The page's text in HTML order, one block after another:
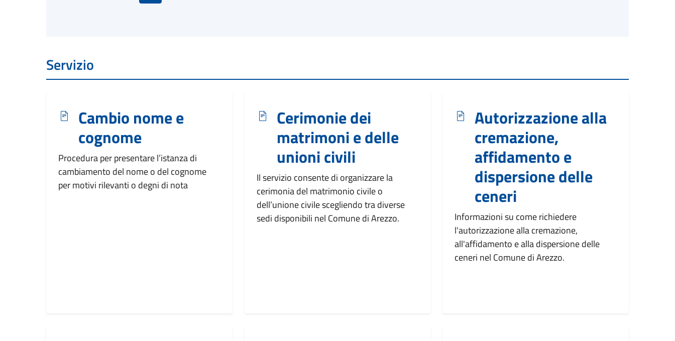
Servizio
Cambio nome e
cognome
Procedura per presentare l’istanza di
cambiamento del nome o del cognome
per motivi rilevanti o degni di nota
Cerimonie dei
matrimoni e delle
unioni civili
Il servizio consente di organizzare la
cerimonia del matrimonio civile o
dell’unione civile scegliendo tra diverse
sedi disponibili nel Comune di Arezzo.
Autorizzazione alla
cremazione,
affidamento e
dispersione delle
ceneri
Informazioni su come richiedere
l'autorizzazione alla cremazione,
all'affidamento e alla dispersione delle
ceneri nel Comune di Arezzo.